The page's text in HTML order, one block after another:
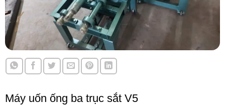
Máy uốn ống ba trục sắt V5